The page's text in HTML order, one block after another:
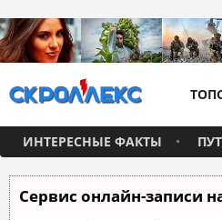
ИНТЕРЕСНЫЕ ФАКТЫ
Сервис онлайн-записи